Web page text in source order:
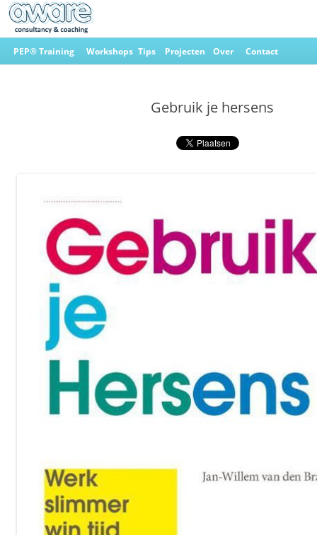
Ga
naar
PEP® Training Workshops Tips Projecten Over Contact
Gebruik je hersens